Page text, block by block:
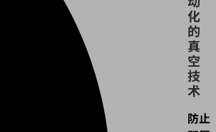
化
的
真
空
技
术
防止